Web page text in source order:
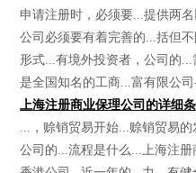
申请注册时，必须要...提供两
公司必须要有着完善的...括但
形式...有境外投资者，公司的
是全国知名的工商...富有限公司
上海注册商业保理公司的详细
...，赊销贸易开始...赊销贸易
公司的...流程是什么...上海注册